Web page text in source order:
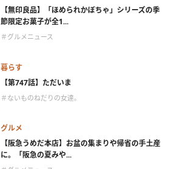
【無印良品】「ほめられかぼちゃ」シリーズの季
節限定お菓子が全1...
＃グルメニュース
暮らす
【第747話】ただいま
＃ないものねだりの女達。
グルメ
【阪急うめだ本店】お盆の集まりや帰省の手土産
に。「阪急の夏みや...